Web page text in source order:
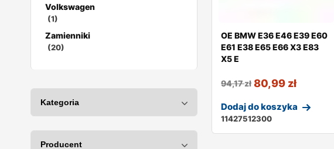
Volkswagen
(1)
Zamienniki
(20)
OE BMW E36 E46 E39 E60
E61 E38 E65 E66 X3 E83
X5 E
94,17zł 80,99 zł
Dodaj do koszyka
11427512300